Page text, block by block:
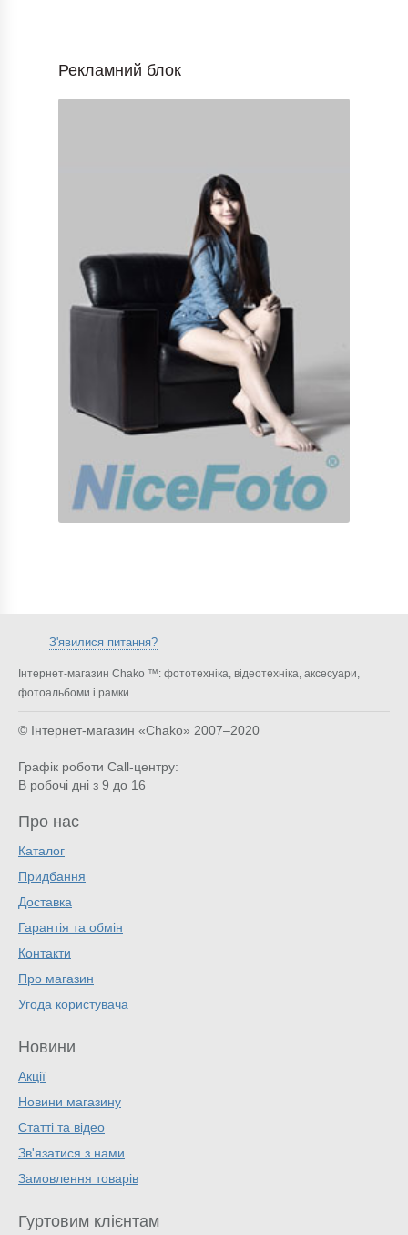
Рекламний блок
З'явилися питання?
Інтернет-магазин Chako ™: фототехніка, відеотехніка, аксесуари,
фотоальбоми і рамки.
© Інтернет-магазин «Chako» 2007–2020
Графік роботи Call-центру:
В робочі дні з 9 до 16
Про нас
Каталог
Придбання
Доставка
Гарантія та обмін
Контакти
Про магазин
Угода користувача
Новини
Акції
Новини магазину
Статті та відео
Зв'язатися з нами
Замовлення товарів
Гуртовим клієнтам